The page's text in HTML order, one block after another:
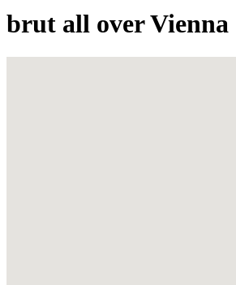
brut all over Vienna